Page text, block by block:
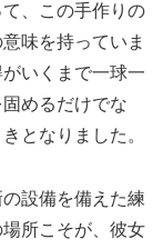
、この手作りの
味を持っていま
いくまで一球一
めるだけでな
となりました。
設備を備えた練
所こそが、彼女